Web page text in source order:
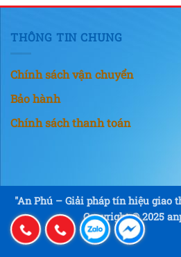
THÔNG TIN CHUNG
Chính sách vận chuyển
Bảo hành
Chính sách thanh toán
"An Phú – Giải pháp tín hiệu giao
Copyright © 2025